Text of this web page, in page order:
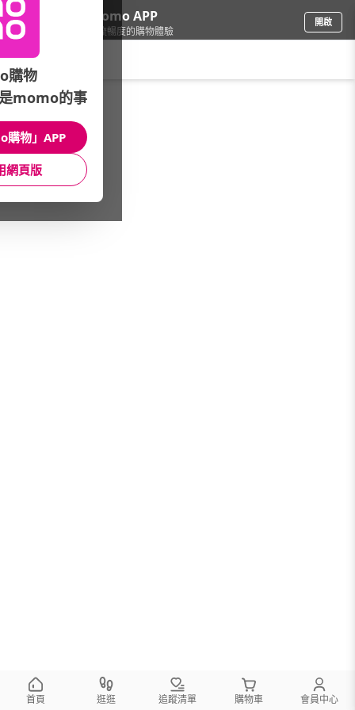
下載momo APP
給你3倍流暢度的購物體驗
開啟
文具樂器/樂器/樂器零配件
館長推薦 月銷量
首頁 逛逛 追蹤清單 購物車 會員中心
購物
momo的事
購物」APP
網頁版